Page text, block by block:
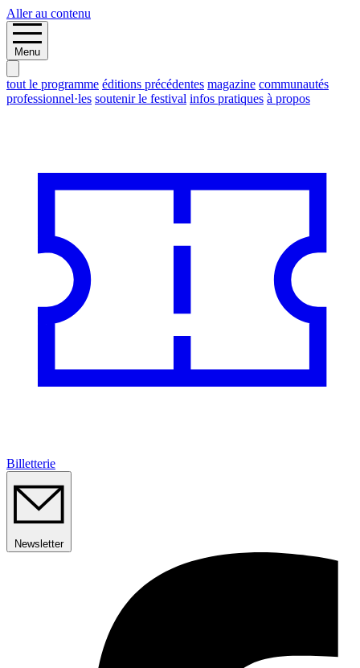
Aller au contenu
Menu
tout le programme éditions précédentes magazine communautés
professionnel·les soutenir le festival infos pratiques à propos
Billetterie
Newsletter